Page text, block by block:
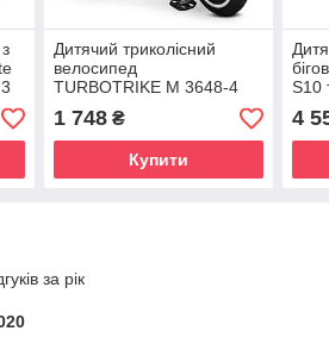
2
Дитячий триколісний
велосипед
TURBOTRIKE M 3648-4
зручне сидіння зі спинкою,
пляшечка для води
1 748₴
Купити
S10
для
1
4
за рік